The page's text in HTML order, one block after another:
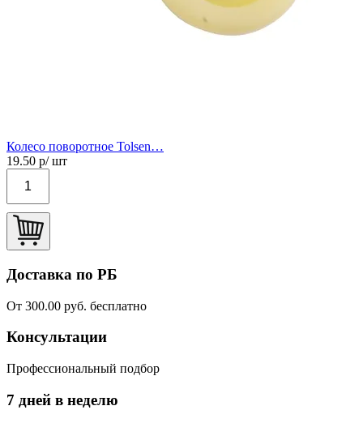
Колесо поворотное Tolsen…
19.50 р/ шт
Доставка по РБ
От 300.00 руб. бесплатно
Консультации
Профессиональный подбор
7 дней в неделю